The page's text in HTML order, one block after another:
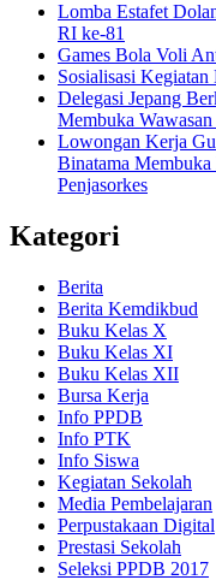
Lomba Estafet
RI ke-81
Games Bola Voli
Sosialisasi
Delegasi Jepang
Membuka
Lowongan Kerja
Binatama Membuka
Penjasorkes
Kategori
Berita
Berita Kemdikbud
Buku Kelas X
Buku Kelas XI
Buku Kelas XII
Bursa Kerja
Info PPDB
Info PTK
Info Siswa
Kegiatan Sekolah
Media Pembelajaran
Perpustakaan Digital
Prestasi Sekolah
Seleksi PPDB 2017